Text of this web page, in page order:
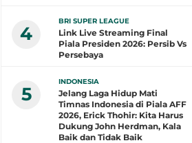
4
BRI SUPER LEAGUE
Link Live Streaming Final
Piala Presiden 2026: Persib Vs
Persebaya
5
INDONESIA
Jelang Laga Hidup Mati
Timnas Indonesia di Piala AFF
2026, Erick Thohir: Kita Harus
Dukung John Herdman, Kala
Baik dan Tidak Baik